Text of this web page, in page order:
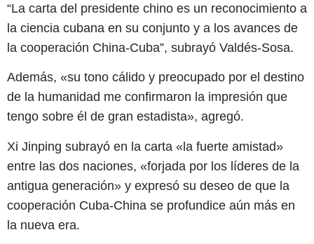
“La carta del presidente chino es un reconocimiento a
la ciencia cubana en su conjunto y a los avances de
la cooperación China-Cuba”, subrayó Valdés-Sosa.
Además, «su tono cálido y preocupado por el destino
de la humanidad me confirmaron la impresión que
tengo sobre él de gran estadista», agregó.
Xi Jinping subrayó en la carta «la fuerte amistad»
entre las dos naciones, «forjada por los líderes de la
antigua generación» y expresó su deseo de que la
cooperación Cuba-China se profundice aún más en
la nueva era.